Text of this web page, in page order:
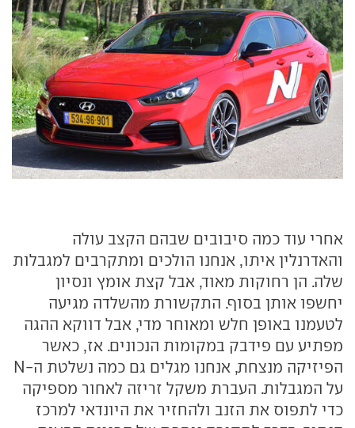
אחרי עוד כמה סיבובים שבהם הקצב עולה
והאדרנלין איתו, אנחנו הולכים ומתקרבים למגבלות
שלה. הן רחוקות מאוד, אבל קצת אומץ ונסיון
יחשפו אותן בסוף. התקשורת מהשלדה מגיעה
לטעמנו באופן חלש ומאוחר מדי, אבל דווקא ההגה
מפתיע עם פידבק במקומות הנכונים. אז, כאשר
הפיזיקה מנצחת, אנחנו מגלים גם כמה נשלטת ה-N
על המגבלות. העברת משקל זריזה לאחור מספיקה
כדי לתפוס את הזנב ולהחזיר את היונדאי למרכז